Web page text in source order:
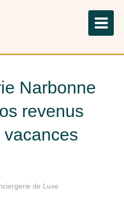
Narbonne
revenus
de Luxe